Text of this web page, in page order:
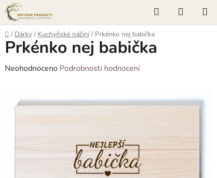
Přejít
na
obsah
Hledat
KOŠÍK
Domů
/ Dárky / Kuchyňské náčiní / Prkénko nej babička
Prkénko nej babička
Průměrné
hvězdiček.
Neohodnoceno Podrobnosti hodnocení